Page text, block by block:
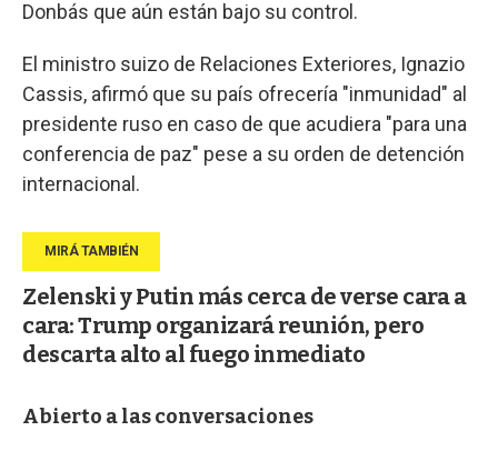
Donbás que aún están bajo su control.
El ministro suizo de Relaciones Exteriores, Ignazio
Cassis, afirmó que su país ofrecería "inmunidad" al
presidente ruso en caso de que acudiera "para una
conferencia de paz" pese a su orden de detención
internacional.
Zelenski y Putin más cerca de verse cara a
cara: Trump organizará reunión, pero
descarta alto al fuego inmediato
Abierto a las conversaciones